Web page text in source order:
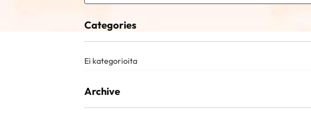
Categories
Ei kategorioita
Archive